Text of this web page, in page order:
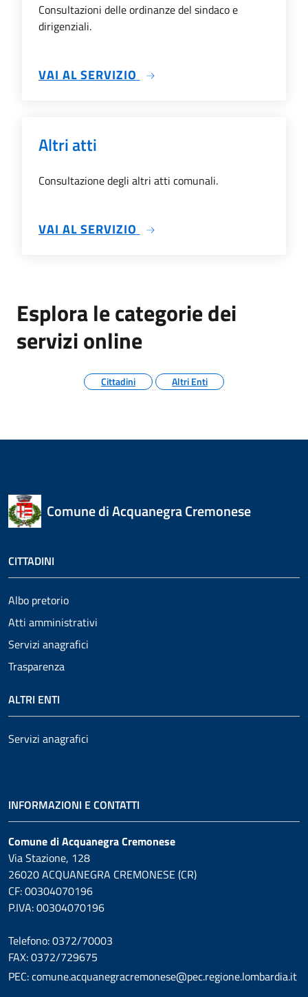
Consultazioni delle ordinanze del sindaco e
dirigenziali.
VAI AL SERVIZIO SU ORDINANZE
Altri atti
Consultazione degli altri atti comunali.
VAI AL SERVIZIO SU ALTRI ATTI
Esplora le categorie dei
servizi online
Cittadini Altri Enti
Comune di Acquanegra Cremonese
CITTADINI
Albo pretorio
Atti amministrativi
Servizi anagrafici
Trasparenza
ALTRI ENTI
Servizi anagrafici
INFORMAZIONI E CONTATTI
Comune di Acquanegra Cremonese
Via Stazione, 128
26020 ACQUANEGRA CREMONESE (CR)
CF: 00304070196
P.IVA: 00304070196
Telefono: 0372/70003
FAX: 0372/729675
PEC: comune.acquanegracremonese@pec.regione.lombardia.it